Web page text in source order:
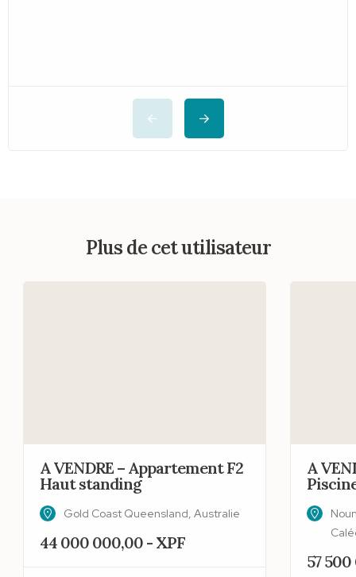
Plus de cet utilisateur
A VENDRE – Appartement F2
Haut standing
Gold Coast Queensland, Australie
44 000 000,00 - XPF
A
57